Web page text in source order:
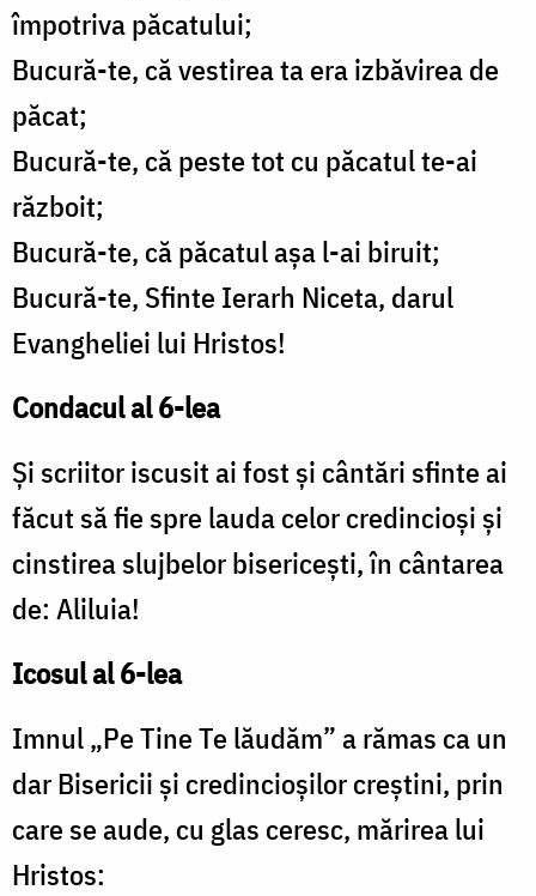
împotriva păcatului;
Bucură-te, că vestirea ta era izbăvirea de
păcat;
Bucură-te, că peste tot cu păcatul te-ai
războit;
Bucură-te, că păcatul aşa l-ai biruit;
Bucură-te, Sfinte Ierarh Niceta, darul
Evangheliei lui Hristos!
Condacul al 6-lea
Şi scriitor iscusit ai fost şi cântări sfinte ai
făcut să fie spre lauda celor credincioşi şi
cinstirea slujbelor bisericeşti, în cântarea
de: Aliluia!
Icosul al 6-lea
Imnul „Pe Tine Te lăudăm” a rămas ca un
dar Bisericii şi credincioşilor creştini, prin
care se aude, cu glas ceresc, mărirea lui
Hristos: